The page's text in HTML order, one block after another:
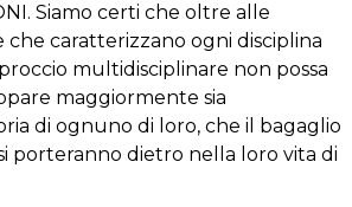
Siamo certi che oltre alle
caratterizzano ogni disciplina
multidisciplinare non possa
maggiormente sia
di ognuno di loro, che il bagaglio
porteranno dietro nella loro vita di